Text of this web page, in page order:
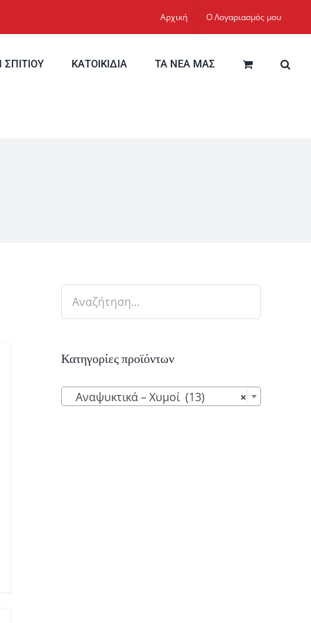
Αρχική Ο Λογαριασμός μου
ΣΠΙΤΙΟΥ ΚΑΤΟΙΚΙΔΙΑ ΤΑ ΝΕΑ ΜΑΣ
Κατηγορίες προϊόντων
×
Αναψυκτικά – Χυμοί (13)